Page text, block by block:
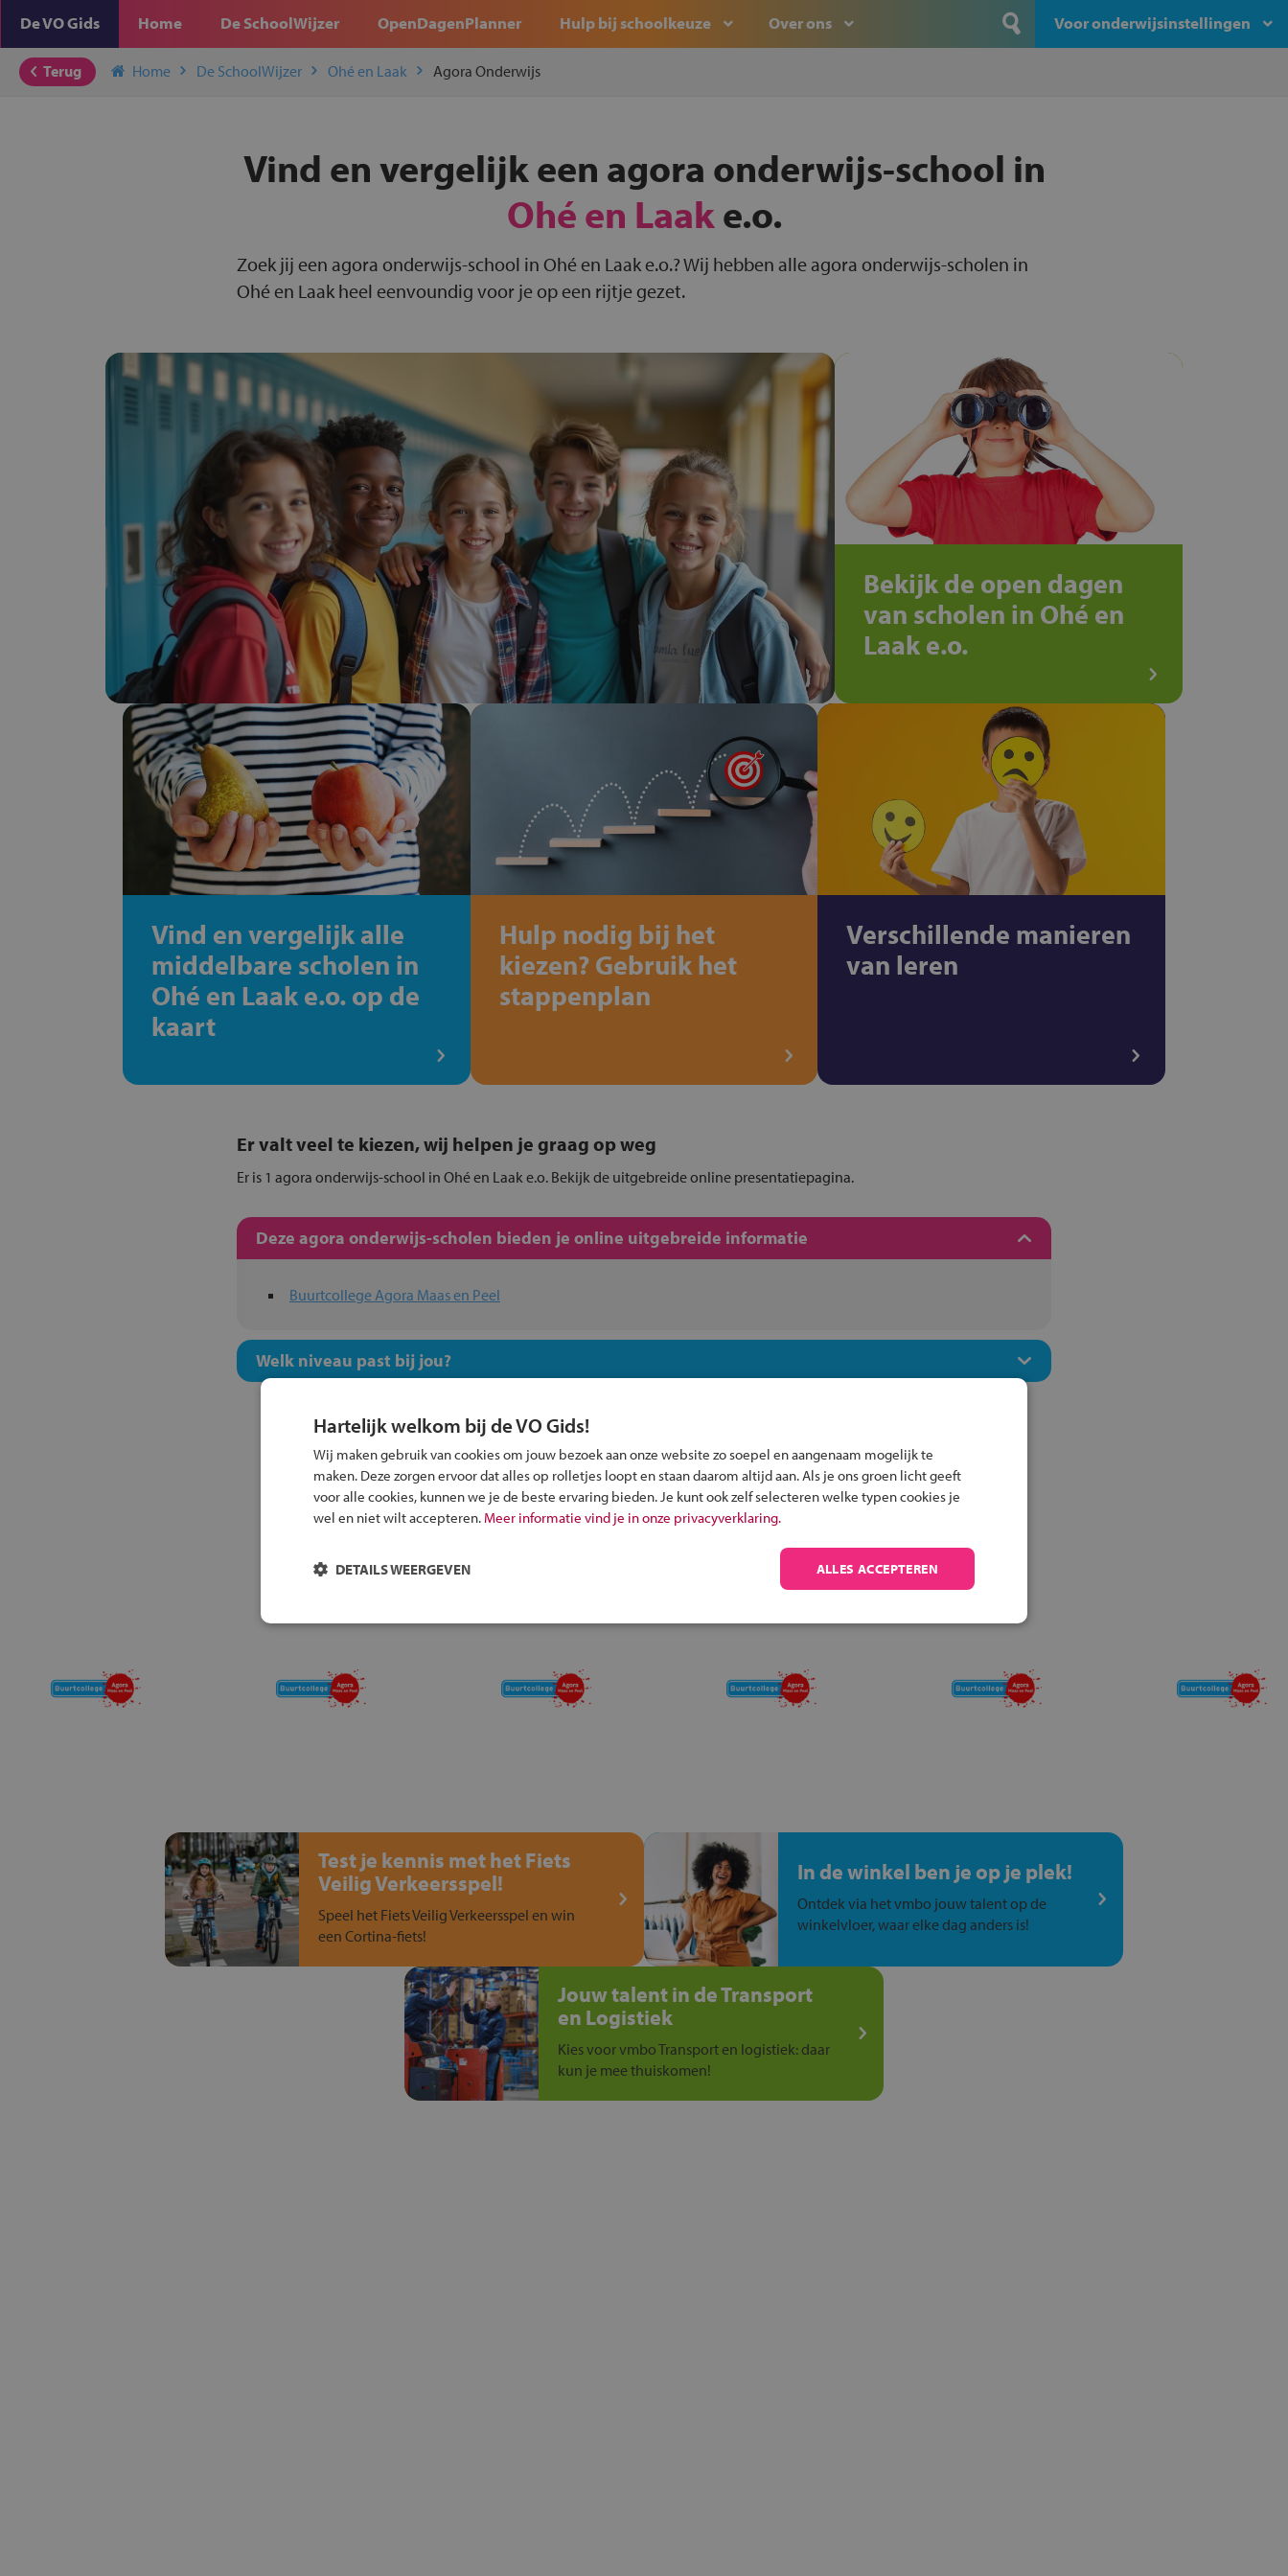
De VO Gids Home De SchoolWijzer OpenDagenPlanner Hulp bij schoolkeuze Over ons Voor onderwijsinstellingen
Terug Home De SchoolWijzer Ohé en Laak Agora Onderwijs
Vind en vergelijk een agora onderwijs-school in
Ohé en Laake.o.
Zoek jij een agora onderwijs-school in Ohé en Laak e.o.? Wij hebben alle agora onderwijs-scholen in
Ohé en Laak heel eenvoundig voor je op een rijtje gezet.
Bekijk de open dagen
van scholen in Ohé en
Laak e.o.
Vind en vergelijk alle
middelbare scholen in
Ohé en Laak e.o. op de
kaart
Hulp nodig bij het
kiezen? Gebruik het
stappenplan
Verschillende manieren
van leren
Er valt veel te kiezen, wij helpen je graag op weg
Er is 1 agora onderwijs-school in Ohé en Laak e.o. Bekijk de uitgebreide online presentatiepagina.
Deze agora onderwijs-scholen bieden je online uitgebreide informatie
Buurtcollege Agora Maas en Peel
Welk niveau past bij jou?
Inschrijven?
Alle informatie om je kind aan te melden bij
Test je kennis met het Fiets
Veilig Verkeersspel!
Speel het Fiets Veilig Verkeersspel en win
een Cortina-fiets!
In de winkel ben je op je plek!
Ontdek via het vmbo jouw talent op de
winkelvloer, waar elke dag anders is!
Jouw talent in de Transport
en Logistiek
Kies voor vmbo Transport en logistiek: daar
kun je mee thuiskomen!
Hartelijk welkom bij de VO Gids!
Wij maken gebruik van cookies om jouw bezoek aan onze website zo soepel en aangenaam mogelijk te
maken. Deze zorgen ervoor dat alles op rolletjes loopt en staan daarom altijd aan. Als je ons groen licht geeft
voor alle cookies, kunnen we je de beste ervaring bieden. Je kunt ook zelf selecteren welke typen cookies je
wel en niet wilt accepteren. Meer informatie vind je in onze privacyverklaring.
ALLES ACCEPTEREN
DETAILS WEERGEVEN